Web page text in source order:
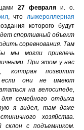
27 февраля и. о.
, что лыжероллерная
которого будут
спортивный объект
соревнования. Там
мы могли привлечь
При этом у нас
которая позволит
если они не имеют
на велосипеде,
семейного отдыха
я видел, там даже
хозяйства.
склон с подъемником.